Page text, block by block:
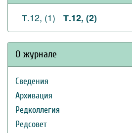
Т.12, (1) Т.12, (2)
О журнале
Сведения
Архивация
Редколлегия
Редсовет